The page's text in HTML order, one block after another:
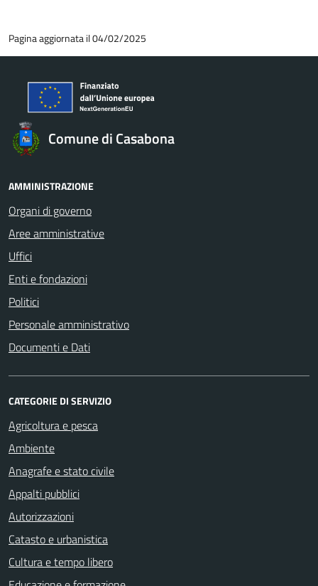
Pagina aggiornata il 04/02/2025
Comune di Casabona
AMMINISTRAZIONE
Organi di governo
Aree amministrative
Uffici
Enti e fondazioni
Politici
Personale amministrativo
Documenti e Dati
CATEGORIE DI SERVIZIO
Agricoltura e pesca
Ambiente
Anagrafe e stato civile
Appalti pubblici
Autorizzazioni
Catasto e urbanistica
Cultura e tempo libero